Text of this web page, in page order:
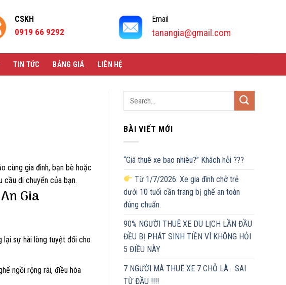
CSKH
0919 66 9292
Email
tanangia@gmail.com
TIN TỨC BẢNG GIÁ LIÊN HỆ
cùng gia đình, bạn bè hoặc
cầu di chuyển của bạn.
Gia
lại sự hài lòng tuyệt đối cho
ngồi rộng rãi, điều hòa
BÀI VIẾT MỚI
“Giá thuê xe bao nhiêu?” Khách hỏi ???
Từ 1/7/2026: Xe gia đình chở trẻ
dưới 10 tuổi cần trang bị ghế an toàn
đúng chuẩn.
90% NGƯỜI THUÊ XE DU LỊCH LẦN ĐẦU
ĐỀU BỊ PHÁT SINH TIỀN VÌ KHÔNG HỎI
5 ĐIỀU NÀY
7 NGƯỜI MÀ THUÊ XE 7 CHỖ LÀ… SAI
TỪ ĐẦU !!!!